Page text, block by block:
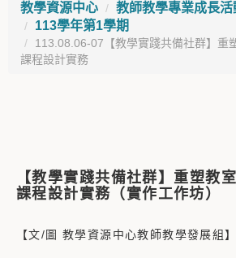
教學資源中心
教師教學專業成長活
113學年第1學期
113.08.06-07【教學實踐共備社群】重
課程設計實務
【教學實踐共備社群】 重塑教
課程設計實務（實作工作坊）
【文/圖 教學資源中心教師教學發展組】